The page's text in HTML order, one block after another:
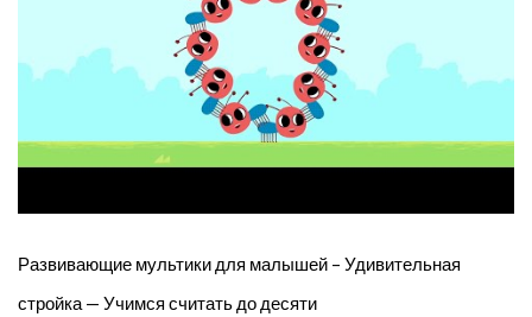
Развивающие мультики для малышей – Удивительная
стройка — Учимся считать до десяти